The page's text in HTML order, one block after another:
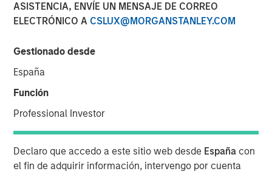
ASISTENCIA, ENVÍE UN MENSAJE DE CORREO
ELECTRÓNICO A CSLUX@MORGANSTANLEY.COM
Gestionado desde
España
Función
Professional Investor
Declaro que accedo a este sitio web desde España con
el fin de adquirir información, intervengo por cuenta
NEW YORK — September 8, 2025
real estate investment arm of Morgan Stanley Investment
final close and raised JPY131 billion (approximately
US$900 million) for its inaugural North Haven Real Estate
Japan Strategy Fund I (JSF or the Fund), exceeding the
US$500 million). The majority of the JSF investor base is
comprised of Japanese pension funds and financial
institutions, paired with foreign sovereign wealth funds.